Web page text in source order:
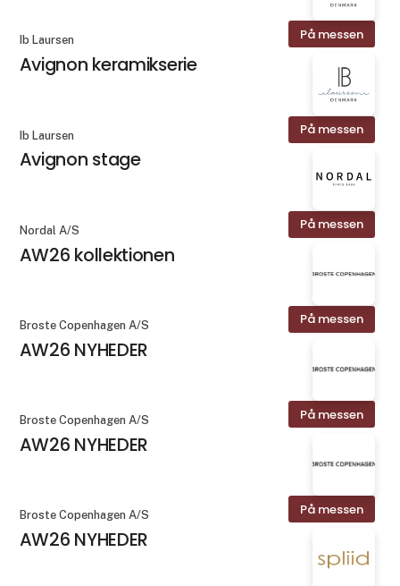
På messen
Ib Laursen
Avignon keramikserie
På messen
Ib Laursen
Avignon stage
På messen
Nordal A/S
AW26 kollektionen
På messen
Broste Copenhagen A/S
AW26 NYHEDER
På messen
Broste Copenhagen A/S
AW26 NYHEDER
På messen
Broste Copenhagen A/S
AW26 NYHEDER